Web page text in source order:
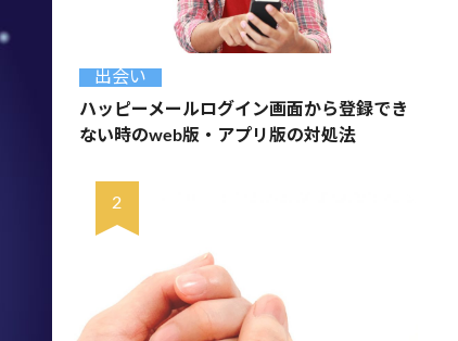
出会い
ハッピーメールログイン画面から登録でき
ない時のweb版・アプリ版の対処法